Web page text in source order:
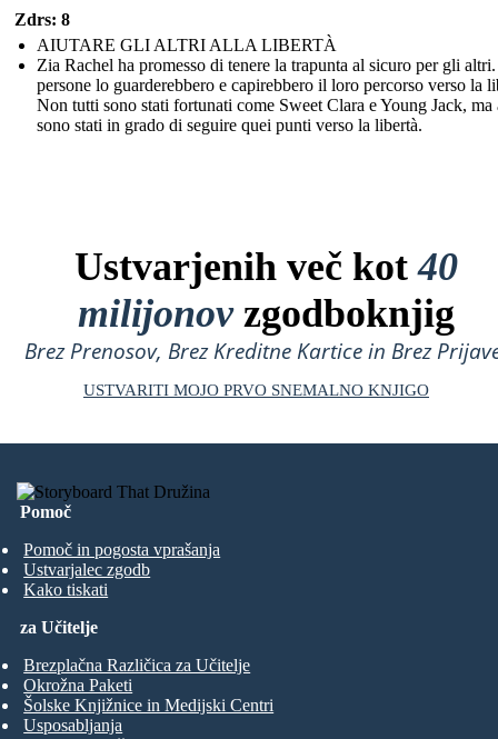
Zdrs: 8
AIUTARE GLI ALTRI ALLA LIBERTÀ
Zia Rachel ha promesso di tenere la trapunta al sicuro per gli
persone lo guarderebbero e capirebbero il loro percorso verso la
Non tutti sono stati fortunati come Sweet Clara e Young Jack, ma
sono stati in grado di seguire quei punti verso la libertà.
Ustvarjenih več kot40
milijonovzgodboknjig
Brez Prenosov, Brez Kreditne Kartice in Brez
USTVARITI MOJO PRVO SNEMALNO KNJIGO
Pomoč
Pomoč in pogosta vprašanja
Ustvarjalec zgodb
Kako tiskati
za Učitelje
Brezplačna Različica za Učitelje
Okrožna Paketi
Šolske Knjižnice in Medijski Centri
Usposabljanja